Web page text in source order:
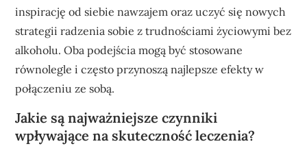
inspirację od siebie nawzajem oraz uczyć się nowych
strategii radzenia sobie z trudnościami życiowymi bez
alkoholu. Oba podejścia mogą być stosowane
równolegle i często przynoszą najlepsze efekty w
połączeniu ze sobą.
Jakie są najważniejsze czynniki
wpływające na skuteczność leczenia?